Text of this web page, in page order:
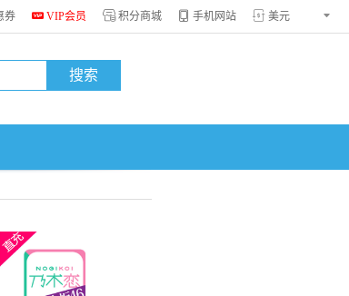
券  VIP会员 积分商城  手机网站  
搜索